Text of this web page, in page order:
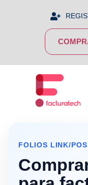
FOLIOS LINK/POS